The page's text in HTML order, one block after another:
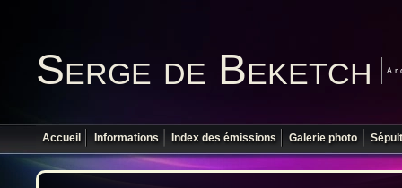
Serge de Beketch
Accueil Informations Index des émissions Galerie photo